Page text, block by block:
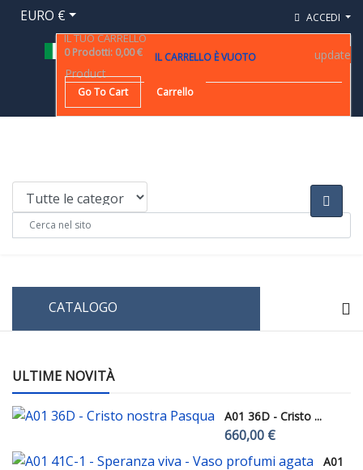
EURO € ACCEDI
IL TUO CARRELLO
0 Prodotti: 0,00 € IL CARRELLO È VUOTO
Product
update
Go To Cart Carrello
CATALOGO
ULTIME NOVITÀ
A01 36D - Cristo ...
660,00 €
A01